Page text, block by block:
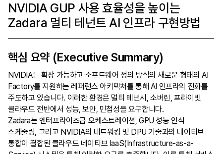
Tech blog
zChannel
서비스 신청
NVIDIA GUP 사용 효율성을 높이는
Zadara 멀티 테넌트 AI 인프라 구현방법
핵심 요약 (Executive Summary)
NVIDIA는 확장 가능하고 소프트웨어 정의 방식의 새로운 형태의 AI
Factory를 지원하는 레퍼런스 아키텍처를 통해 AI 인프라의 진화를
주도하고 있습니다. 이러한 환경은 멀티 테넌시, 소버린, 프라이빗
클라우드 전반에서 성능, 보안, 민첩성을 요구합니다.
Zadara는 엔터프라이즈급 오케스트레이션, GPU 성능 인식
스케줄링, 그리고 NVIDIA의 네트워킹 및 DPU 기술과의 네이티브
통합이 결합된 클라우드 네이티브 IaaS(Infrastructure-as-a-